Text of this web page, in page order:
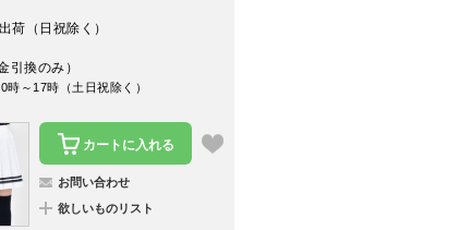
荷（日祝除く）
引換のみ）
時～17時（土日祝除く）
カートに入れる
お問い合わせ
欲しいものリスト